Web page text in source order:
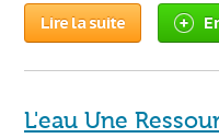
Lire la suite
L'eau Une